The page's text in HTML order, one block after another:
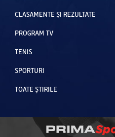
CLASAMENTE ȘI REZULTATE
PROGRAM TV
TENIS
SPORTURI
TOATE ȘTIRILE